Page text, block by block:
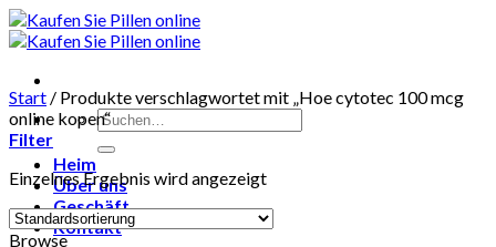
Skip
to
Suchen
nach:
Heim
Über uns
Geschäft
Kontakt
Start / Produkte verschlagwortet mit „Hoe cytotec 100 mcg
online kopen“
Filter
Einzelnes Ergebnis wird angezeigt
Browse